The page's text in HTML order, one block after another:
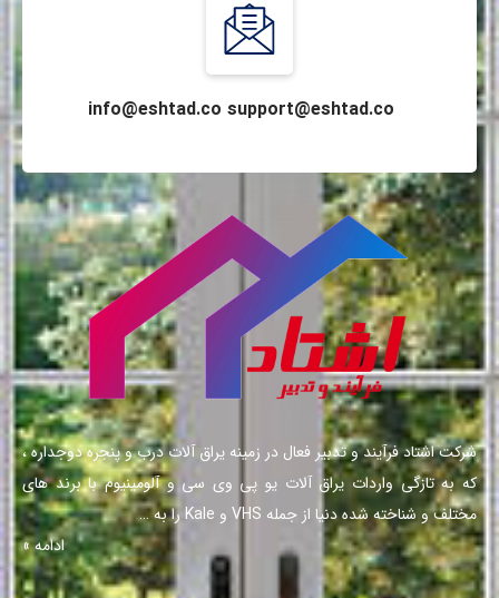
info@eshtad.co support@eshtad.co
شرکت اشتاد فرآیند و تدبیر فعال در زمینه یراق آلات درب و پنجره دوجداره ،
که به تازگی واردات یراق آلات یو پی وی سی و آلومینیوم با برند های
مختلف و شناخته شده دنیا از جمله VHS و Kale را به …
ادامه »